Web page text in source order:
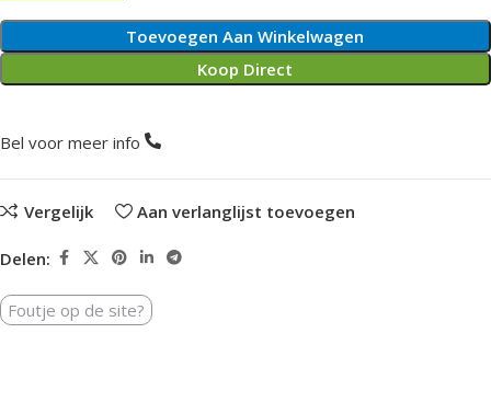
Toevoegen Aan Winkelwagen
Koop Direct
Bel voor meer info
Vergelijk Aan verlanglijst toevoegen
Delen:
Foutje op de site?